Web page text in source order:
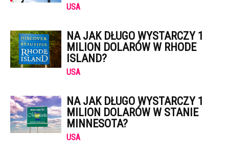
USA
NA JAK DŁUGO WYSTARCZY 1
MILION DOLARÓW W RHODE
ISLAND?
USA
NA JAK DŁUGO WYSTARCZY 1
MILION DOLARÓW W STANIE
MINNESOTA?
USA